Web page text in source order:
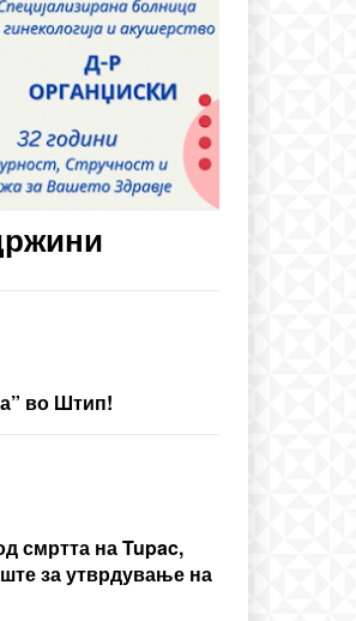
во Штип!
смртта на Tupac,
за утврдување на